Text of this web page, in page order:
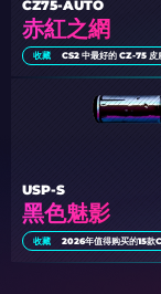
赤紅之網
CZ75-AUTO
收藏 CS2 中最好的 CZ-75 皮
黑色魅影
USP-S
收藏 2026年值得购买的15款